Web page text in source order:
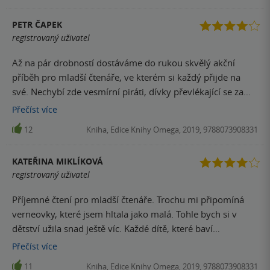
Doporučuji spíše mladším čtenářům než sečtělým
vyznavačů steampunku.
PETR ČAPEK
registrovaný uživatel
Až na pár drobností dostáváme do rukou skvělý akční
příběh pro mladší čtenáře, ve kterém si každý přijde na
své. Nechybí zde vesmírní piráti, dívky převlékající se za
chlapce, robotičtí navigátoři, ani rozběsnění marťané.
Arabella z Marsu je tak skutečně příjemným překvapením,
které se úžasně lehce čte a navíc nabízí příběh sršící
Vydejte se tedy s mladičkou Arabellou za fantastickým
dobrodružstvím s jedinečnou atmosférou starých
fantastických knih Julese Vernea, či E. R. Burroughse.
Přečíst více
12 Kniha, Edice Knihy Omega, 2019, 9788073908331
KATEŘINA MIKLÍKOVÁ
registrovaný uživatel
Příjemné čtení pro mladší čtenáře. Trochu mi připomíná
verneovky, které jsem hltala jako malá. Tohle bych si v
dětství užila snad ještě víc. Každé dítě, které baví
dobrodružné příběhy a vlastní fantasie si čtení musí užít.
Na prázdniny je jako dělaná.
Přečíst více
11 Kniha, Edice Knihy Omega, 2019, 9788073908331